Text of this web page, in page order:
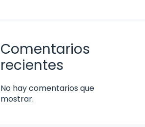
Comentarios
recientes
No hay comentarios que
mostrar.